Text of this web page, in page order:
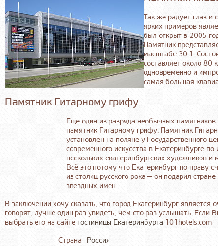
Так же радует глаз и
ярких примеров
был открыт в 2005
Памятник
масштабе 30:1.
составляет около 80
одновременно и
самая большая
Памятник Гитарному грифу
Еще один из разряда необычных памятников
памятник Гитарному грифу. Памятник
установлен на поляне у Государственного
современного искусства в Екатеринбурге по
нескольких екатеринбургских художников и
Всё это потому что Екатеринбург по праву
из столиц русского рока — он подарил
звёздных имён.
В заключении хочу сказать, что город Екатеринбург
говорят, лучше один раз увидеть, чем сто раз услышать. Если
выбрать его на сайте гостиницы Екатеринбурга 101hotels.com
Страна
Россия